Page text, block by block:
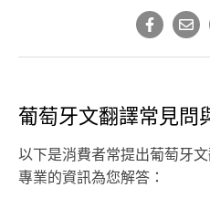
葡萄牙文翻譯常見問
以下是消費者常提出葡萄牙
專業的資訊為您解答：